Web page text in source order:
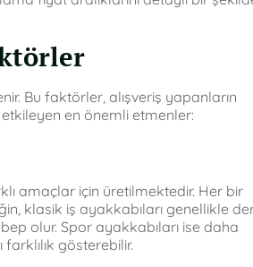
Bu faktörler, alışveriş yapanların
etkileyen en önemli etmenler:
amaçlar için üretilmektedir. Her bir
klasik iş ayakkabıları genellikle
olur. Spor ayakkabıları ise daha
gösterebilir.